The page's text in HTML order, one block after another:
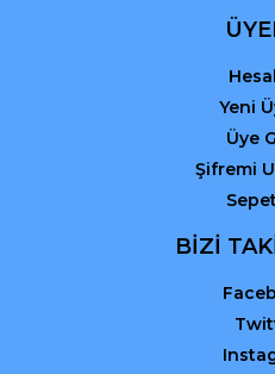
Yeni
Üye
Şifremi
BİZİ